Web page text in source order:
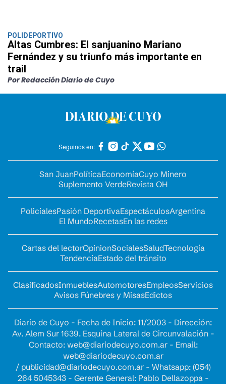
POLIDEPORTIVO
Altas Cumbres: El sanjuanino Mariano
Fernández y su triunfo más importante en
trail
Por Redacción Diario de Cuyo
Seguinos en:
San JuanPolíticaEconomíaCuyo Minero
Suplemento VerdeRevista OH
PolicialesPasión DeportivaEspectáculosArgentina
El MundoRecetasEn las redes
Cartas del lectorOpinionSocialesSaludTecnología
TendenciaEstado del tránsito
ClasificadosInmueblesAutomotoresEmpleosServicios
Avisos Fúnebres y MisasEdictos
Diario de Cuyo - Fecha de Inicio: 11/2003 - Dirección:
Av. Alem Sur 1639. Esquina Lateral de Circunvalación -
Contacto: web@diariodecuyo.com.ar- Email:
web@diariodecuyo.com.ar
/ publicidad@diariodecuyo.com.ar- Whatsapp: (054)
264 5045343 - Gerente General: Pablo Dellazoppa -